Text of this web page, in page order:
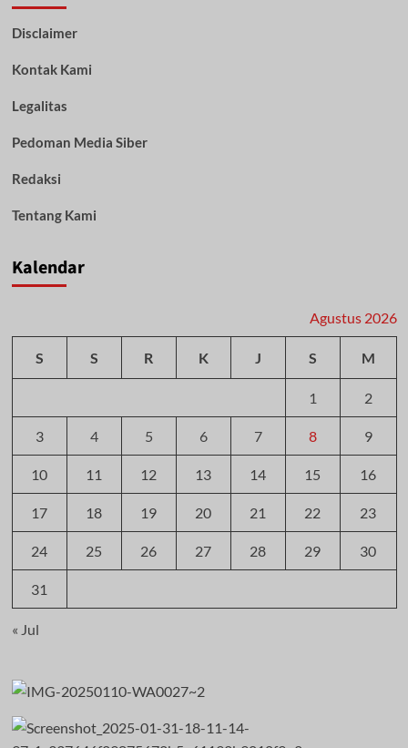
Disclaimer
Kontak Kami
Legalitas
Pedoman Media Siber
Redaksi
Tentang Kami
Kalendar
Agustus 2026
S S R K J S M
1 2
3 4 5 6 7 8 9
10 11 12 13 14 15 16
17 18 19 20 21 22 23
24 25 26 27 28 29 30
31
« Jul